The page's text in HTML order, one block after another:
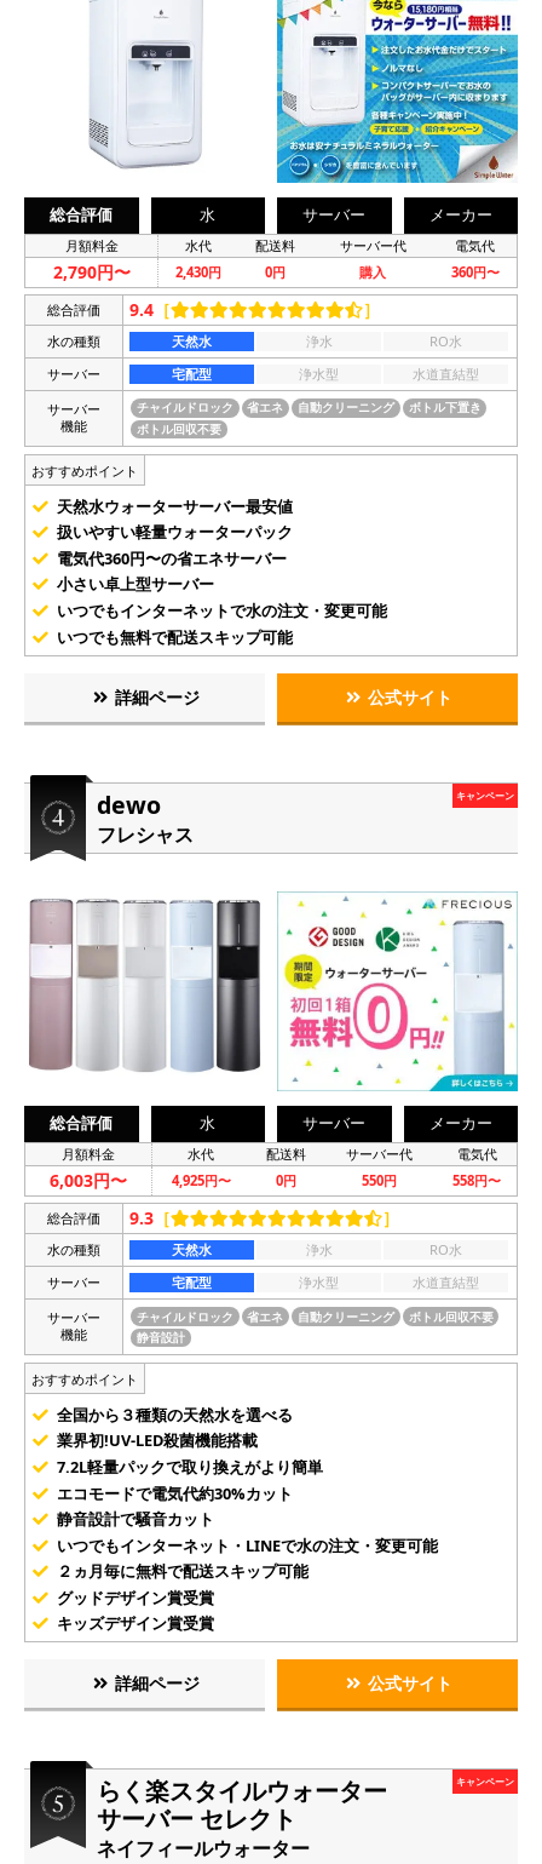
総合評価 水 サーバー メーカー
月額料金 水代 配送料 サーバー代 電気代
2,790円〜 2,430円 0円 購入 360円〜
総合評価 9.4 ［ ］
水の種類 天然水 浄水
RO水
サーバー
宅配型 浄水型
水道直結型
サーバー
機能
チャイルドロック 省エネ 自動クリーニング
ボトル下置き
ボトル回収不要
おすすめポイント
天然水ウォーターサーバー最安値
扱いやすい軽量ウォーターパック
電気代360円〜の省エネサーバー
小さい卓上型サーバー
いつでもインターネットで水の注文・変更可能
いつでも無料で配送スキップ可能
詳細ページ 公式サイト
dewo
フレシャス
キャンペーン
総合評価 水 サーバー メーカー
月額料金 水代 配送料 サーバー代 電気代
6,003円〜 4,925円〜 0円 550円 558円〜
総合評価 9.3 ［ ］
水の種類 天然水 浄水
RO水
サーバー
宅配型 浄水型
水道直結型
サーバー
機能
チャイルドロック 省エネ 自動クリーニング
ボトル回収不要
静音設計
おすすめポイント
全国から３種類の天然水を選べる
業界初!UV-LED殺菌機能搭載
7.2L軽量パックで取り換えがより簡単
エコモードで電気代約30%カット
静音設計で騒音カット
いつでもインターネット・LINEで水の注文・変更可能
２ヵ月毎に無料で配送スキップ可能
グッドデザイン賞受賞
キッズデザイン賞受賞
詳細ページ 公式サイト
らく楽スタイルウォーター
サーバー セレクト
ネイフィールウォーター
キャンペーン